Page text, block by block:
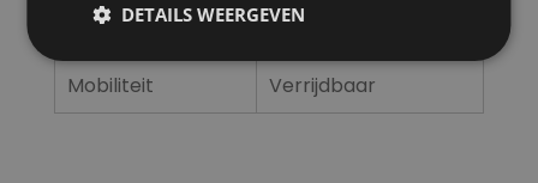
Gewicht
241 kg
Mobiliteit
Verrijdbaar
DETAILS WEERGEVEN